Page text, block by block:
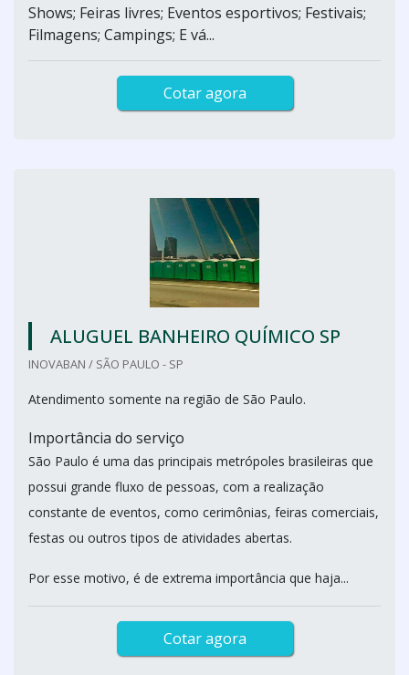
Shows; Feiras livres; Eventos esportivos; Festivais;
Filmagens; Campings; E vá...
Cotar agora
ALUGUEL BANHEIRO QUÍMICO SP
INOVABAN / SÃO PAULO - SP
Atendimento somente na região de São Paulo.
Importância do serviço
São Paulo é uma das principais metrópoles brasileiras que
possui grande fluxo de pessoas, com a realização
constante de eventos, como cerimônias, feiras comerciais,
festas ou outros tipos de atividades abertas.
Por esse motivo, é de extrema importância que haja...
Cotar agora